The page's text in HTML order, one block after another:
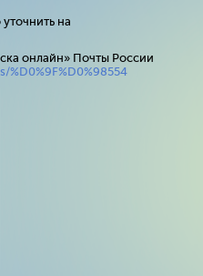
на
онлайн» Почты России